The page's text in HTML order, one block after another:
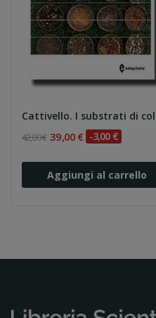
42,00 € 39,00 € -3,00 €
Aggiungi al carrello